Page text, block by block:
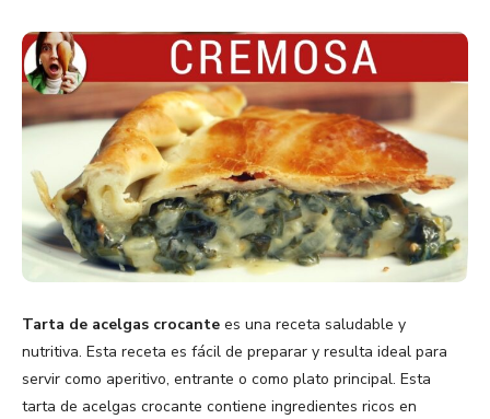
Tarta de acelgas crocante es una receta saludable y
nutritiva. Esta receta es fácil de preparar y resulta ideal para
servir como aperitivo, entrante o como plato principal. Esta
tarta de acelgas crocante contiene ingredientes ricos en